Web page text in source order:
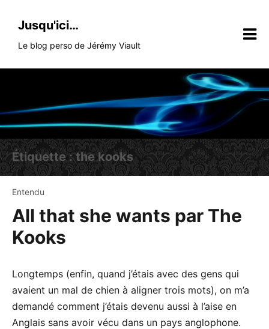
Jusqu'ici…
Le blog perso de Jérémy Viault
Étiquette :the kooks
Entendu
All that she wants par The
Kooks
Longtemps (enfin, quand j’étais avec des gens qui
avaient un mal de chien à aligner trois mots), on m’a
demandé comment j’étais devenu aussi à l’aise en
Anglais sans avoir vécu dans un pays anglophone.